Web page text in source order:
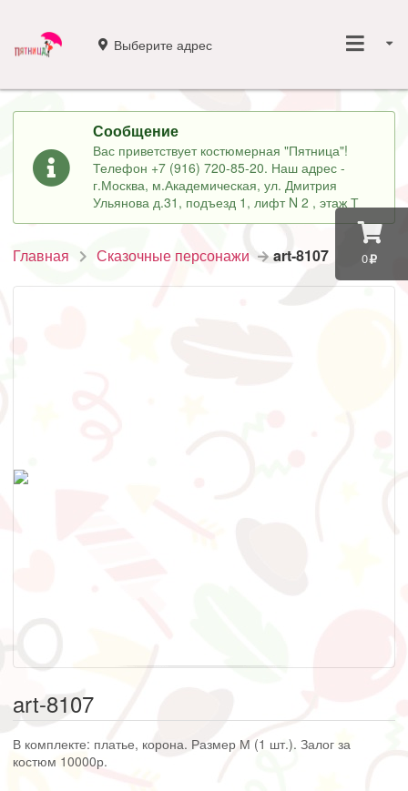
0
Выберите адрес
Сообщение
Вас приветствует костюмерная "Пятница"!
Телефон +7 (916) 720-85-20. Наш адрес -
г.Москва, м.Академическая, ул. Дмитрия
Ульянова д.31, подъезд 1, лифт N 2 , этаж Т
Главная Сказочные персонажи art-8107
art-8107
В комплекте: платье, корона. Размер М (1 шт.). Залог за
костюм 10000р.